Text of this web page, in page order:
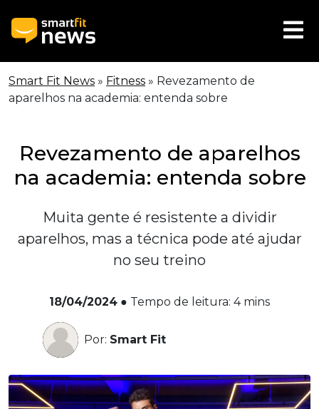
Smart Fit News » Fitness » Revezamento de
aparelhos na academia: entenda sobre
Revezamento de aparelhos
na academia: entenda sobre
Muita gente é resistente a dividir
aparelhos, mas a técnica pode até ajudar
no seu treino
18/04/2024 ● Tempo de leitura: 4 mins
Por: Smart Fit